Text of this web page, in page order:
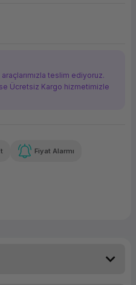
teslim ediyoruz.
Ücretsiz Kargo hizmetimizle
Fiyat Alarmı